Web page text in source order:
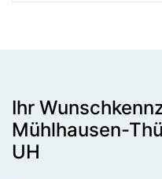
Ihr
Mühlhausen-
UH